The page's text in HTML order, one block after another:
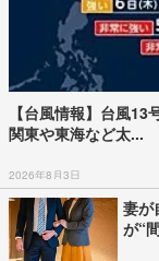
【台風情報】台風
関東や東海など太...
2026年8月3日
妻が
が“